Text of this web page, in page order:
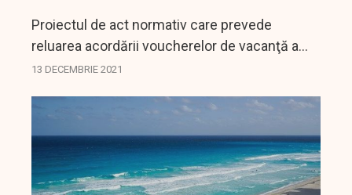
Proiectul de act normativ care prevede
reluarea acordării voucherelor de vacanţă a
fost pus pe circuitul de avizare chiar după
13 DECEMBRIE 2021